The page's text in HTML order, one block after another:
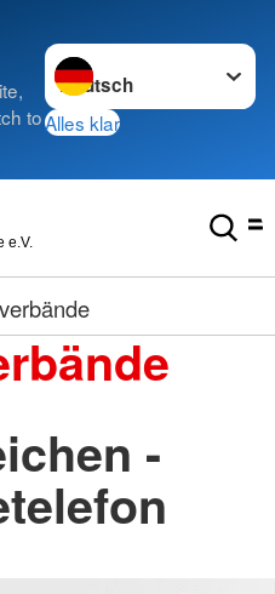
to
Sprache wechseln zu
Alles klar
e.V.
-